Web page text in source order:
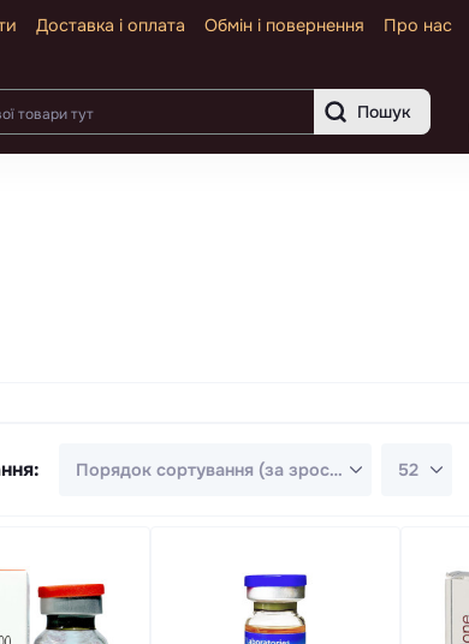
Доставка і оплата Обмін і повернення Про нас
Пошук